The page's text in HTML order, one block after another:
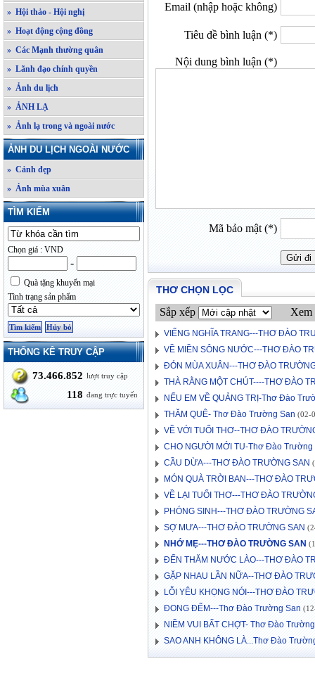
» Hội thảo - Hội nghị
» Hoạt động cộng đồng
» Các Mạnh thường quân
» Lãnh đạo chính quyền
» Ảnh du lịch
» ẢNH LẠ
» Ảnh lạ trong và ngoài nước
ẢNH DU LỊCH NGOÀI NƯỚC
» Cảnh đẹp
» Ảnh mùa xuân
TÌM KIẾM
Chọn giá : VND
-
Quà tặng khuyến mại
Tình trạng sản phẩm
THỐNG KÊ TRUY CẬP
73.466.852 lượt truy cập
118 đang trực tuyến
Email (nhập hoặc không)
Tiêu đề bình luận (*)
Nội dung bình luận (*)
Mã bảo mật (*)
THƠ CHỌN LỌC
Sắp xếp Xem
VIẾNG NGHĨA TRANG---THƠ ĐÀO
VỀ MIỀN SÔNG NƯỚC---THƠ ĐÀO
ĐÓN MÙA XUÂN---THƠ ĐÀO
THÀ RẰNG MỘT CHÚT----THƠ ĐÀO
NẾU EM VỀ QUẢNG TRỊ-Thơ Đào
THĂM QUÊ- Thơ Đào Trường San (02-
VỀ VỚI TUỔI THƠ--THƠ ĐÀO
CHO NGƯỜI MỚI TU-Thơ Đào Trường
CẦU DỪA---THƠ ĐÀO TRƯỜNG SAN
MÓN QUÀ TRỜI BAN---THƠ ĐÀO
VỀ LẠI TUỔI THƠ---THƠ ĐÀO
PHÓNG SINH---THƠ ĐÀO TRƯỜNG
SỢ MƯA---THƠ ĐÀO TRƯỜNG SAN
NHỚ MẸ---THƠ ĐÀO TRƯỜNG SAN
ĐẾN THĂM NƯỚC LÀO---THƠ ĐÀO
GẶP NHAU LẦN NỮA--THƠ ĐÀO
LỖI YÊU KHỌNG NÓI---THƠ ĐÀO
ĐONG ĐẾM---Thơ Đào Trường San
NIỀM VUI BẤT CHỢT- Thơ Đào
SAO ANH KHÔNG LÀ...Thơ Đào